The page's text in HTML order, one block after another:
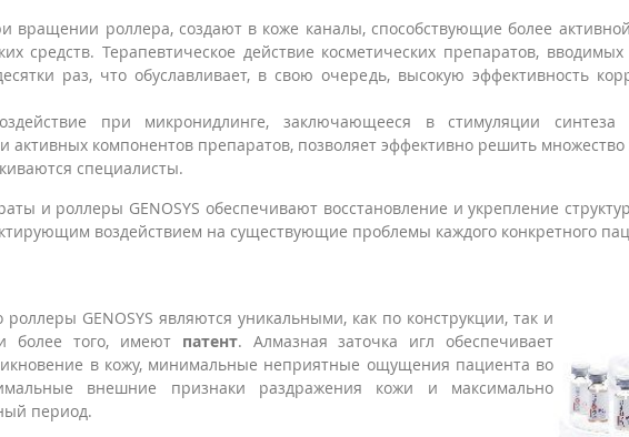
вращении роллера, создают в коже каналы, способствующие более
средств. Терапевтическое действие косметических препаратов,
раз, что обуславливает, в свою очередь, высокую эффективность
при микронидлинге, заключающееся в стимуляции синтеза
активных компонентов препаратов, позволяет эффективно решить множество
специалисты.
и роллеры GENOSYS обеспечивают восстановление и укрепление
воздействием на существующие проблемы каждого конкретного
GENOSYS являются уникальными, как по конструкции, так и
более того, имеют патент. Алмазная заточка игл обеспечивает
в кожу, минимальные неприятные ощущения пациента во
внешние признаки раздражения кожи и максимально
период.